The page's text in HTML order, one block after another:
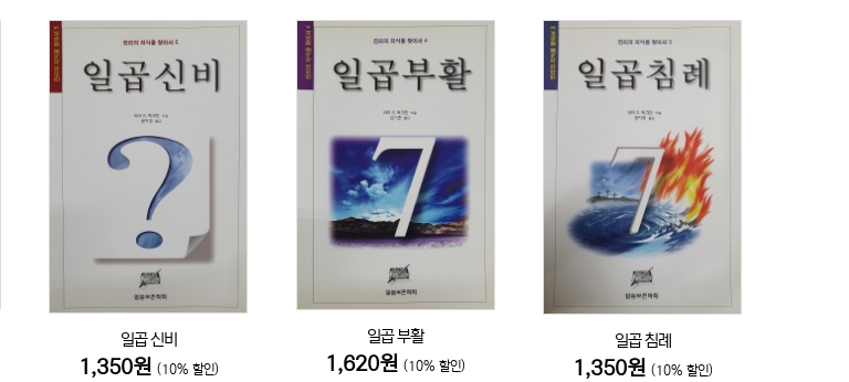
일곱 신비
1,350원 (10% 할인)
일곱 부활
1,620원(10% 할인)
일곱 침례
1,350원 (10% 할인)